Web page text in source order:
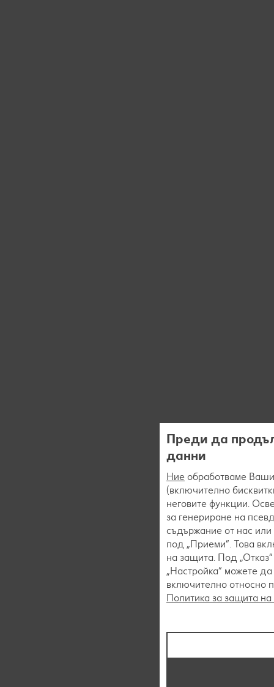
Преди да
данни
Ние обработваме
(включително
неговите функции.
за генериране на
съдържание от нас или
под „Приеми“. Това
на защита. Под
„Настройка“ можете
включително относно
Политика за защита